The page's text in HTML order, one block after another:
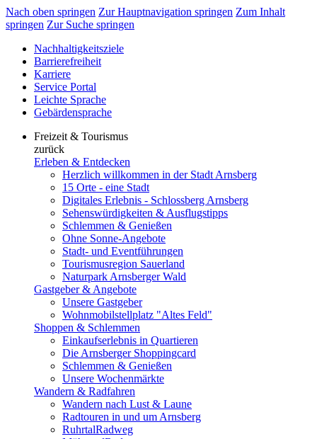
Nach oben springen Zur Hauptnavigation springen Zum Inhalt
springen Zur Suche springen
Nachhaltigkeitsziele
Barrierefreiheit
Karriere
Service Portal
Leichte Sprache
Gebärdensprache
Freizeit & Tourismus
zurück
Erleben & Entdecken
Herzlich willkommen in der Stadt Arnsberg
15 Orte - eine Stadt
Digitales Erlebnis - Schlossberg Arnsberg
Sehenswürdigkeiten & Ausflugstipps
Schlemmen & Genießen
Ohne Sonne-Angebote
Stadt- und Eventführungen
Tourismusregion Sauerland
Naturpark Arnsberger Wald
Gastgeber & Angebote
Unsere Gastgeber
Wohnmobilstellplatz "Altes Feld"
Shoppen & Schlemmen
Einkaufserlebnis in Quartieren
Die Arnsberger Shoppingcard
Schlemmen & Genießen
Unsere Wochenmärkte
Wandern & Radfahren
Wandern nach Lust & Laune
Radtouren in und um Arnsberg
RuhrtalRadweg